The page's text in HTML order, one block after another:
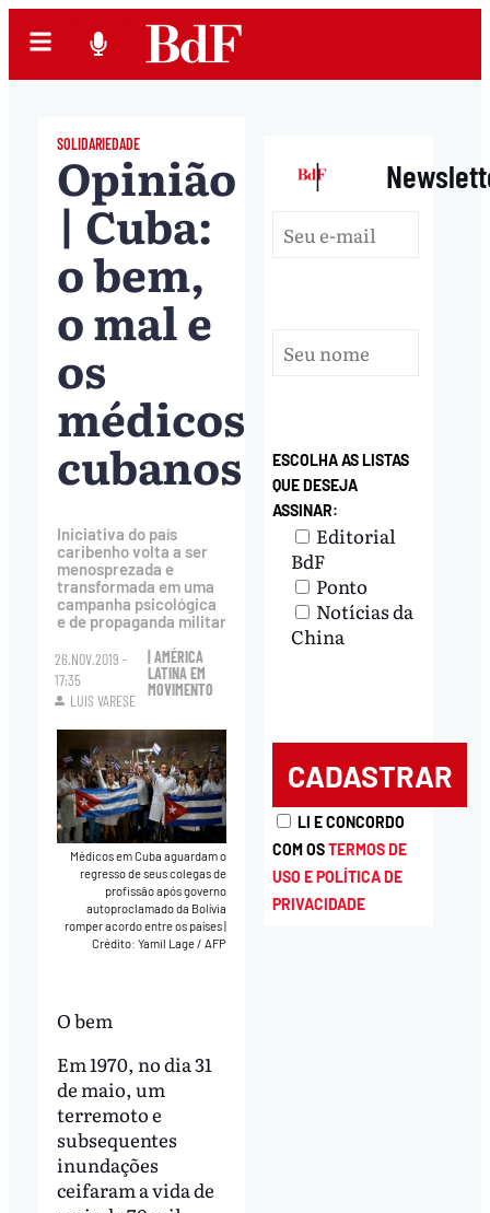
SOLIDARIEDADE
Opinião
| Cuba:
o bem,
o mal e
os
médicos
cubanos
Iniciativa do país
caribenho volta a ser
menosprezada e
transformada em uma
campanha psicológica
e de propaganda militar
26.NOV.2019 -
17:35
LUIS VARESE
| AMÉRICA
LATINA EM
MOVIMENTO
Médicos em Cuba aguardam o
regresso de seus colegas de
profissão após governo
autoproclamado da Bolívia
romper acordo entre os países|
Crédito: Yamil Lage / AFP
O bem
Em 1970, no dia 31
de maio, um
terremoto e
subsequentes
inundações
ceifaram a vida de
|
ESCOLHA AS LISTAS
QUE DESEJA
ASSINAR:
Editorial
BdF
Ponto
Notícias da
China
LI E CONCORDO
COM OSTERMOS DE
USO E POLÍTICA DE
PRIVACIDADE